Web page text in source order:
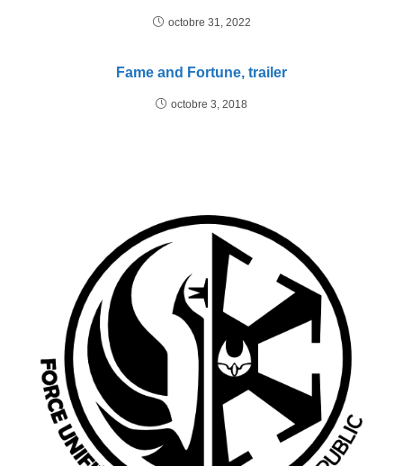
octobre 31, 2022
Fame and Fortune, trailer
octobre 3, 2018